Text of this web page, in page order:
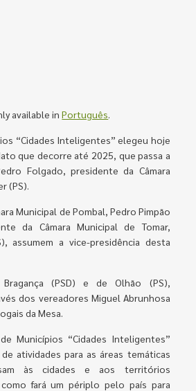
available inPortuguês.
“Cidades Inteligentes” elegeu hoje
que decorre até 2025, que passa a
Folgado, presidente da Câmara
(PS).
Municipal de Pombal, Pedro Pimpão
da Câmara Municipal de Tomar,
assumem a vice-presidência desta
(PSD) e de Olhão (PS),
dos vereadores Miguel Abrunhosa
da Mesa.
Municípios “Cidades Inteligentes”
atividades para as áreas temáticas
às cidades e aos territórios
fará um périplo pelo país para